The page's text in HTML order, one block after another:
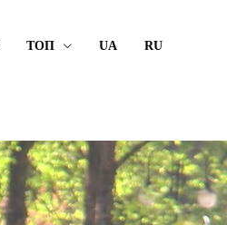
ТОП UA RU